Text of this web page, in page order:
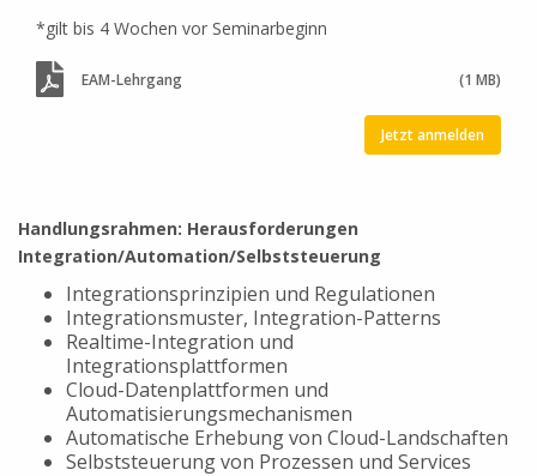
*gilt bis 4 Wochen vor Seminarbeginn
EAM-Lehrgang (1 MB)
Jetzt anmelden
Handlungsrahmen: Herausforderungen
Integration/Automation/Selbststeuerung
Integrationsprinzipien und Regulationen
Integrationsmuster, Integration-Patterns
Realtime-Integration und
Integrationsplattformen
Cloud-Datenplattformen und
Automatisierungsmechanismen
Automatische Erhebung von Cloud-Landschaften
Selbststeuerung von Prozessen und Services